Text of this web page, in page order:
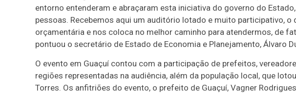
entorno entenderam e abraçaram esta iniciativa do governo do
pessoas. Recebemos aqui um auditório lotado e muito participativo, o
orçamentária e nos coloca no melhor caminho para atendermos, de
pontuou o secretário de Estado de Economia e Planejamento, Álvaro
O evento em Guaçuí contou com a participação de prefeitos,
regiões representadas na audiência, além da população local, que
Torres. Os anfitriões do evento, o prefeito de Guaçuí, Vagner